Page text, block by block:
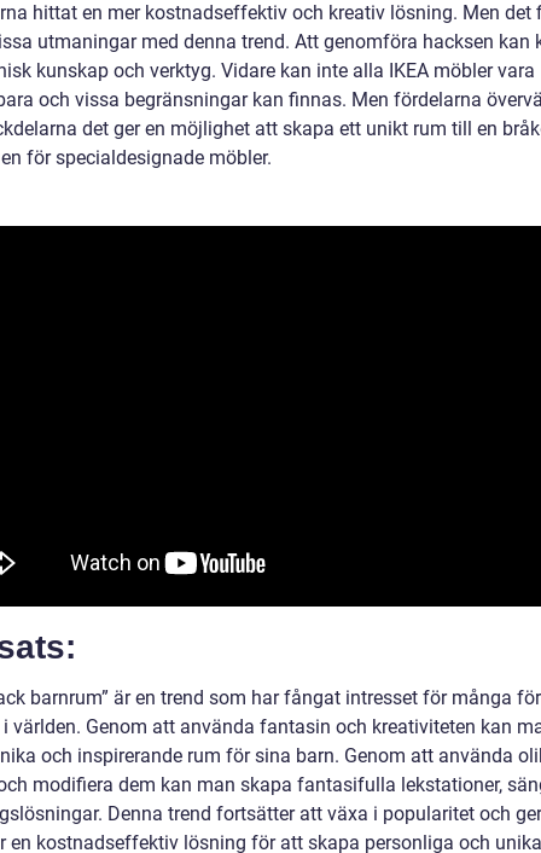
hittat en mer kostnadseffektiv och kreativ lösning. Men det
utmaningar med denna trend. Att genomföra hacksen kan
kunskap och verktyg. Vidare kan inte alla IKEA möbler vara
och vissa begränsningar kan finnas. Men fördelarna
det ger en möjlighet att skapa ett unikt rum till en
för specialdesignade möbler.
barnrum” är en trend som har fångat intresset för många
världen. Genom att använda fantasin och kreativiteten kan
och inspirerande rum för sina barn. Genom att använda
modifiera dem kan man skapa fantasifulla lekstationer,
Denna trend fortsätter att växa i popularitet och ger
en kostnadseffektiv lösning för att skapa personliga och unika